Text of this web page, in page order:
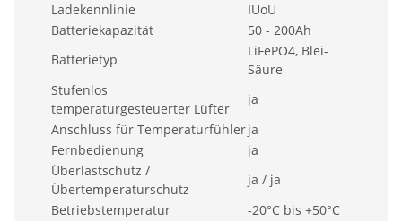
Ladekennlinie
IUoU
Batteriekapazität
50 - 200Ah
Batterietyp
LiFePO4, Blei-
Säure
Stufenlos
temperaturgesteuerter Lüfter
ja
Anschluss für Temperaturfühlerja
Fernbedienung
ja
Überlastschutz /
Übertemperaturschutz
ja / ja
Betriebstemperatur
-20°C bis +50°C